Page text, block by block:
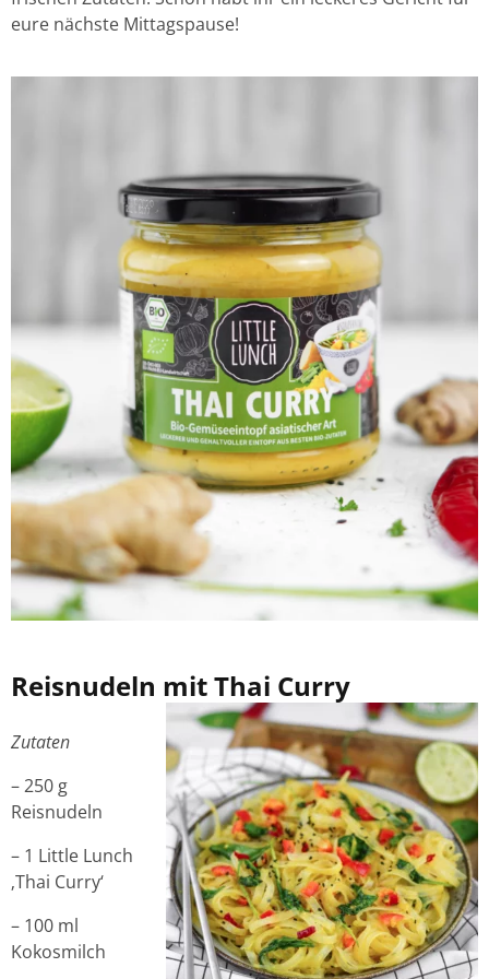
eure nächste Mittagspause!
Reisnudeln mit Thai Curry
Zutaten
– 250 g
Reisnudeln
– 1 Little Lunch
‚Thai Curry‘
– 100 ml
Kokosmilch